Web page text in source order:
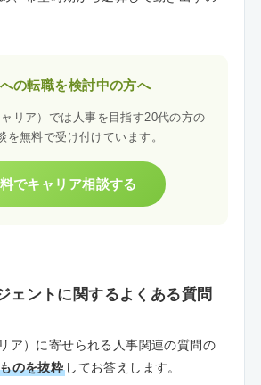
の転職を検討中の方へ
リア）では人事を目指す20代の方の
を無料で受け付けています。
でキャリア相談する
ェントに関するよくある質問
ア）に寄せられる人事関連の質問の
のを抜粋 してお答えします。